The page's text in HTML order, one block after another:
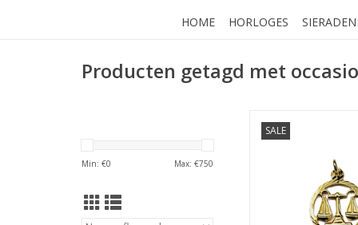
HOME HORLOGES SIERADEN
Producten getagd met
Min: €0 Max: €750
SALE
by Marleen - 14
TOEVOEGEN AAN